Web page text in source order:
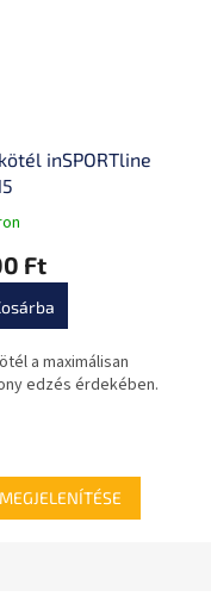
inSPORTline
Ft
a maximálisan
edzés érdekében.